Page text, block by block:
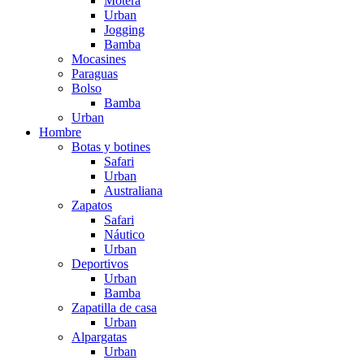
Urban
Jogging
Bamba
Mocasines
Paraguas
Bolso
Bamba
Urban
Hombre
Botas y botines
Safari
Urban
Australiana
Zapatos
Safari
Náutico
Urban
Deportivos
Urban
Bamba
Zapatilla de casa
Urban
Alpargatas
Urban